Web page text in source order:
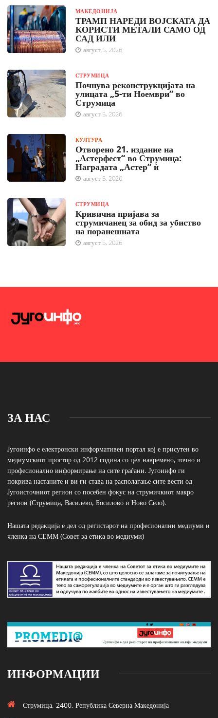
МАКЕДОНИЈА
ТРАМП НАРЕДИ ВОЈСКАТА ДА
КОРИСТИ МЕТАЛИ САМО ОД
САД ИЛИ
август 5, 2026
СТРУМИЦА
Почнува реконструкцијата на
улицата „5-ти Ноември“ во
Струмица
август 5, 2026
КУЛТУРА
Отворено 21. издание на
„Астерфест“ во Струмица:
Наградата „Астер“ ѝ
август 5, 2026
СТРУМИЦА
Кривична пријава за
струмичанец за обид за убиство
на поранешната
август 5, 2026
ЗА НАС
Југоинфо е електронски информативен портал кој е присутен во
медиумскиот простор од 2012 година со цел навремено, точно и
професионално информирање на сите граѓани. Југоинфо ги
покрива настаните и ви ги става на располагање сите вести од
Југоисточниот регион со посебен фокус на струмичкиот макро
регион (Струмица, Василево, Босилово и Ново Село).
Нашата редакција е дел од регистарот на професионални медиуми и
членка на СЕММ (Совет за етика во медиуми)
ИНФОРМАЦИИ
Струмица, 2400, Република Северна Македонија